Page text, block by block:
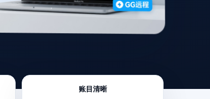
账目清晰